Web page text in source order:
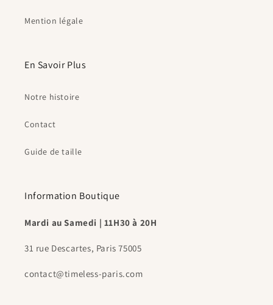
Mention légale
En Savoir Plus
Notre histoire
Contact
Guide de taille
Information Boutique
Mardi au Samedi | 11H30 à 20H
31 rue Descartes, Paris 75005
contact@timeless-paris.com